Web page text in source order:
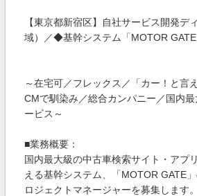
【東京都新宿区】自社サービス開発デ
域）／◆基幹システム「MOTOR GATE
～在宅可／フレックス／「カー！と言
CMで馴染み／総合カンパニー／国内
ービス～
■業務概要：
国内最大級の中古車検索サイト・アプ
える基幹システム、「MOTOR GATE
ロジェクトマネージャーを募集します。